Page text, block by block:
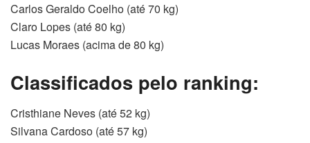
Carlos Geraldo Coelho (até 70 kg)
Claro Lopes (até 80 kg)
Lucas Moraes (acima de 80 kg)
Classificados pelo ranking:
Cristhiane Neves (até 52 kg)
Silvana Cardoso (até 57 kg)